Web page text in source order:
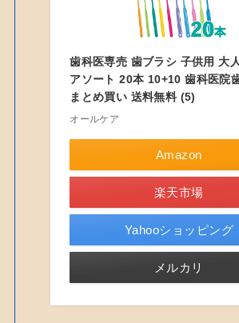
歯科医専売 歯ブラシ 子供用 大
アソート 20本 10+10 歯科医院
まとめ買い 送料無料 (5)
オールケア
Amazon
楽天市場
Yahooショッピング
メルカリ